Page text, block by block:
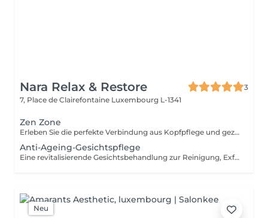
Nara Relax & Restore
3
7, Place de Clairefontaine Luxembourg L-1341
Zen Zone
Erleben Sie die perfekte Verbindung aus Kopfpflege und gezielter Entspannung des Oberkörpers. Dieses Wohlfühlritual kombiniert ein 60-minütiges Head Spa mit einer 30-minütigen Office-Syndrom Rücken- & Schultermassage, um Verspannungen zu lösen, den Geist zur Ruhe kommen zu lassen und ein tiefes Gefühl der Entspannung zu fördern. Enthalten sind: Head Spa 60 Min. Office-Syndrom Rücken- & Schultermassage 30 Min.
Anti-Ageing-Gesichtspflege
Eine revitalisierende Gesichtsbehandlung zur Reinigung, Exfoliation und Pflege der Haut. Hochwertige Pflegeprodukte werden mit entspannenden Gesichtsmassagetechniken kombiniert, um der Haut ein frisches, gepflegtes und strahlendes Erscheinungsbild zu verleihen.
Neu